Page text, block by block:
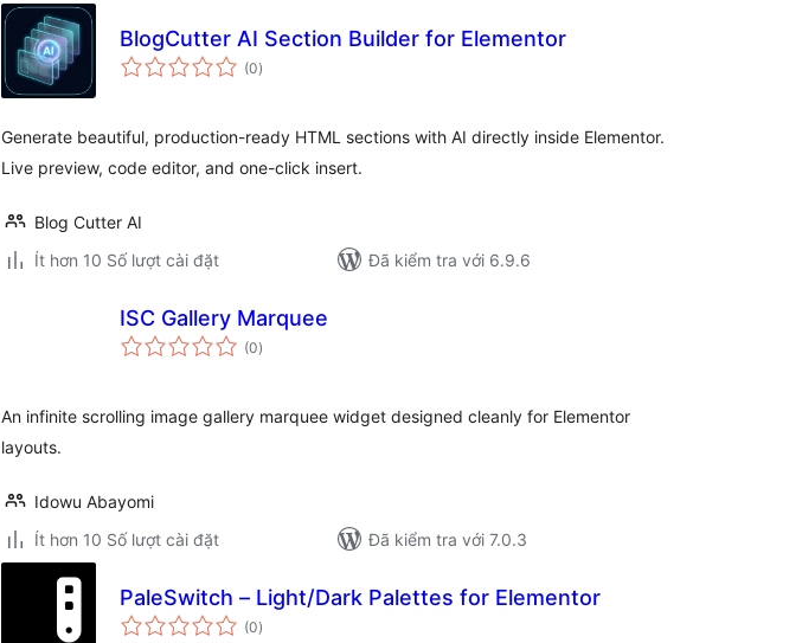
BlogCutter AI Section Builder for Elementor
(0tổng
đánh
)
Generate beautiful, production-ready HTML sections with AI directly inside Elementor.
Live preview, code editor, and one-click insert.
Blog Cutter AI
Ít hơn 10 Số lượt cài đặt
Đã kiểm tra với 6.9.6
ISC Gallery Marquee
(0tổng
đánh
)
An infinite scrolling image gallery marquee widget designed cleanly for Elementor
layouts.
Idowu Abayomi
Ít hơn 10 Số lượt cài đặt
Đã kiểm tra với 7.0.3
PaleSwitch – Light/Dark Palettes for Elementor
(0tổng
đánh
)